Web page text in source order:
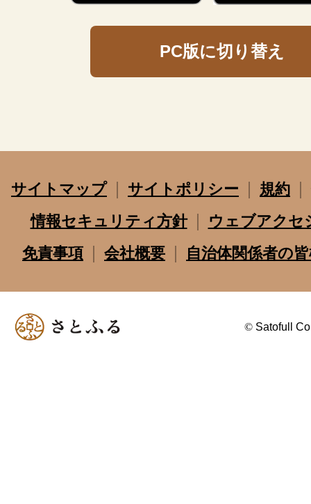
PC版に切り替え
サイトマップ サイトポリシー
規約
情報セキュリティ方針
ウェブアクセ
免責事項
会社概要 自治体関係者の
© Satofull